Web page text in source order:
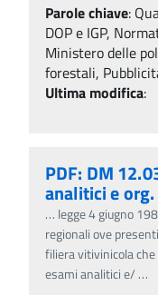
Parole chiave:
DOP e IGP,
Ministero delle
forestali,
Ultima modifica:
PDF: DM
analitici e org.
… legge 4 giugno
regionali ove
filiera vitivinicola
esami analitici e/ …